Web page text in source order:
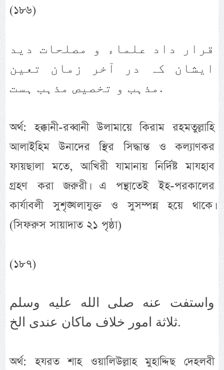
(১৮৬)
قرار داد علماء و مصلحات دید
ایشان کہ در آخر زمان تعین
مذہب و تخصیص مذہب ہست.
অর্থ: হক্কানী-রব্বানী উলামায়ে কিরাম রহমতুল্লাহি
আলাইহিম উনাদের স্থির সিদ্ধান্ত ও কল্যাণকর
ফায়ছালা মতে, আখিরী যামানায় নির্দিষ্ট মাযহাব
গ্রহণ করা জরুরী। এ পন্থাতেই ইহ-পরকালের
কার্যাবলী সুশৃঙ্খলাযুক্ত ও সুসম্পন্ন হয়ে থাকে।
(সিফরুস সায়াদাত ২১ পৃষ্ঠা)
(১৮৭)
واستفت عنه صلى الله عليه وسلم
ثلاثة امور خلاف ماكان عندى الخ.
অর্থ: হযরত শাহ ওয়ালিউল্লাহ মুহাদ্দিছ দেহলবী